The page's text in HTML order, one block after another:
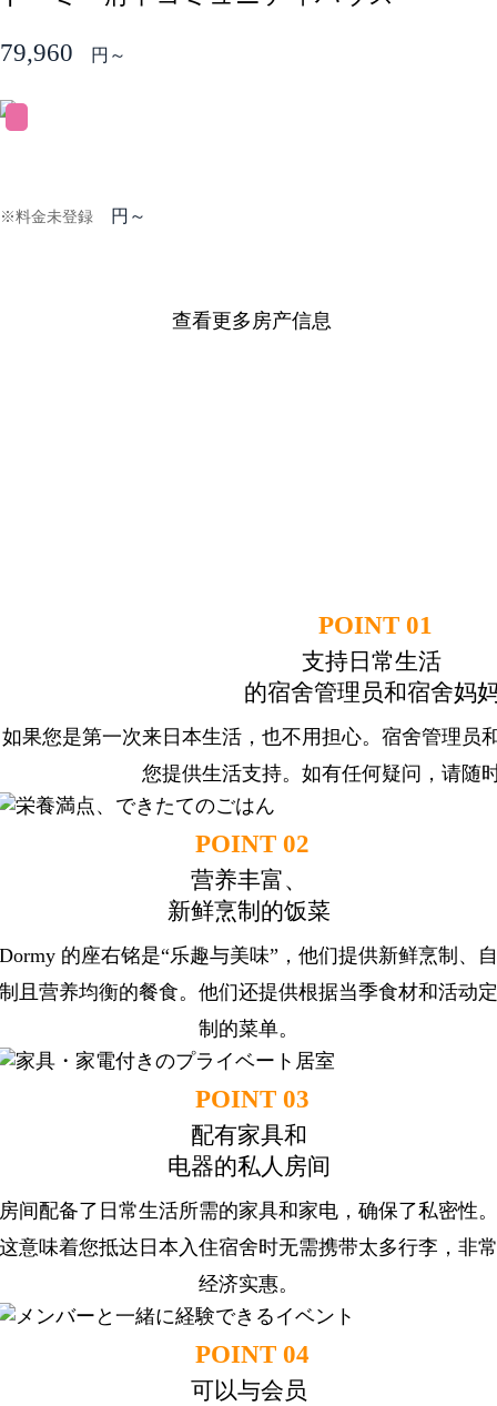
79,960 円～
※料金未登録 円～
查看更多房产信息
POINT 01
支持日常生活
的宿舍管理员和宿舍妈
如果您是第一次来日本生活，也不用担心。宿舍管理员
您提供生活支持。如有任何疑问，请随
POINT 02
营养丰富、
新鲜烹制的饭菜
Dormy 的座右铭是“乐趣与美味”，他们提供新鲜烹制、自
制且营养均衡的餐食。他们还提供根据当季食材和活动定
制的菜单。
POINT 03
配有家具和
电器的私人房间
房间配备了日常生活所需的家具和家电，确保了私密性。
这意味着您抵达日本入住宿舍时无需携带太多行李，非常
经济实惠。
POINT 04
可以与会员